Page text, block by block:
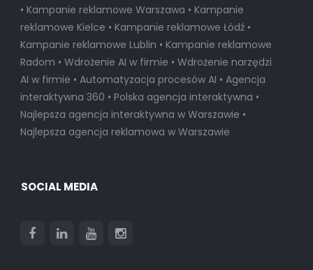
• Kampanie reklamowe Warszawa • Kampanie
reklamowe Kielce • Kampanie reklamowe Łódź •
Kampanie reklamowe Lublin • Kampanie reklamowe
Radom • Wdrożenie AI w firmie • Wdrożenie narzędzi
AI w firmie • Automatyzacja procesów AI • Agencja
interaktywna 360 • Polska agencja interaktywna •
Najlepsza agencja interaktywna w Warszawie •
Najlepsza agencja reklamowa w Warszawie
SOCIAL MEDIA